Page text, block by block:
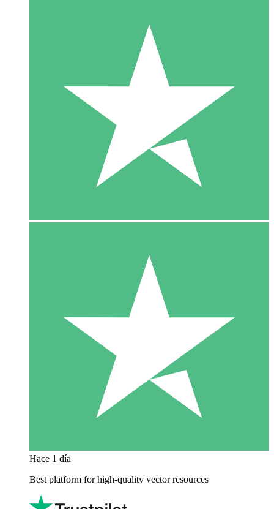
Hace 1 día
Best platform for high-quality vector resources